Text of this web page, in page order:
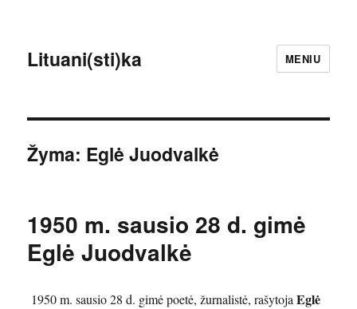
Lituani(sti)ka MENIU
Žyma: Eglė Juodvalkė
1950 m. sausio 28 d. gimė
Eglė Juodvalkė
1950 m. sausio 28 d. gimė poetė, žurnalistė, rašytojaEglė